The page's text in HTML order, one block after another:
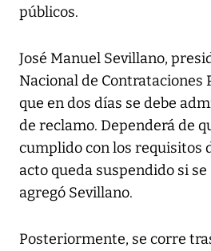
públicos.
José Manuel Sevillano,
Nacional de Contrataciones
que en dos días se debe
de reclamo. Dependerá de
cumplido con los requisitos
acto queda suspendido si
agregó Sevillano.
Posteriormente, se corre